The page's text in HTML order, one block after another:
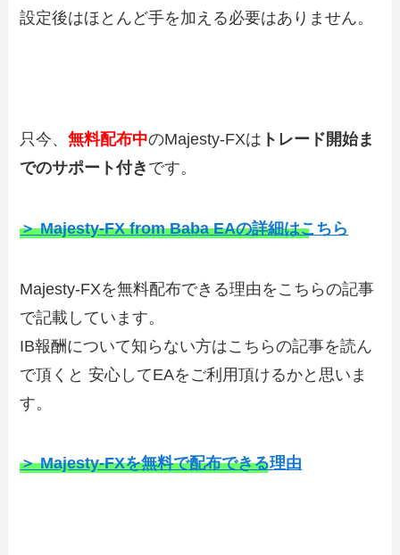
設定後はほとんど手を加える必要はありません。
只今、無料配布中のMajesty-FXは トレード開始ま
でのサポート付き です。
＞ Majesty-FX from Baba EAの詳細はこちら
Majesty-FXを無料配布できる理由をこちらの記事
で記載しています。
IB報酬について知らない方はこちらの記事を読ん
で頂くと 安心してEAをご利用頂けるかと思いま
す。
＞ Majesty-FXを無料で配布できる理由